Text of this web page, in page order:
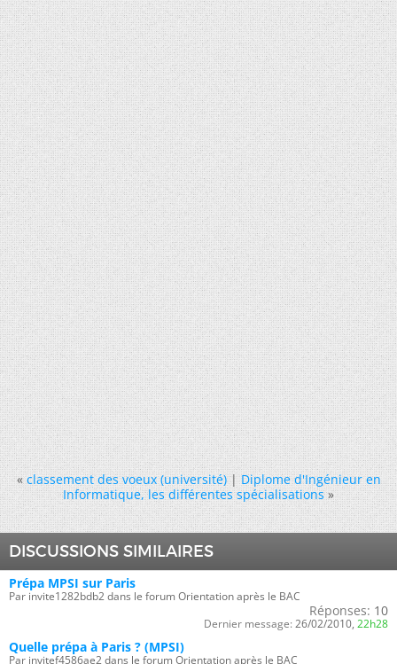
« classement des voeux (université)|Diplome d'Ingénieur en
Informatique, les différentes spécialisations »
DISCUSSIONS SIMILAIRES
Prépa MPSI sur Paris
Par invite1282bdb2 dans le forum Orientation après le BAC
Réponses: 10
Dernier message: 26/02/2010, 22h28
Quelle prépa à Paris ? (MPSI)
Par invitef4586ae2 dans le forum Orientation après le BAC